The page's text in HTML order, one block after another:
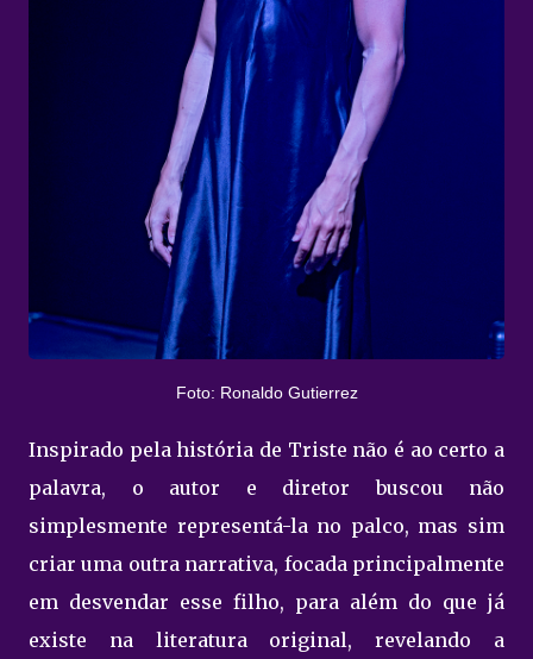
Foto: Ronaldo Gutierrez
Inspirado pela história de Triste não é ao certo a
palavra, o autor e diretor buscou não
simplesmente representá-la no palco, mas sim
criar uma outra narrativa, focada principalmente
em desvendar esse filho, para além do que já
existe na literatura original, revelando a